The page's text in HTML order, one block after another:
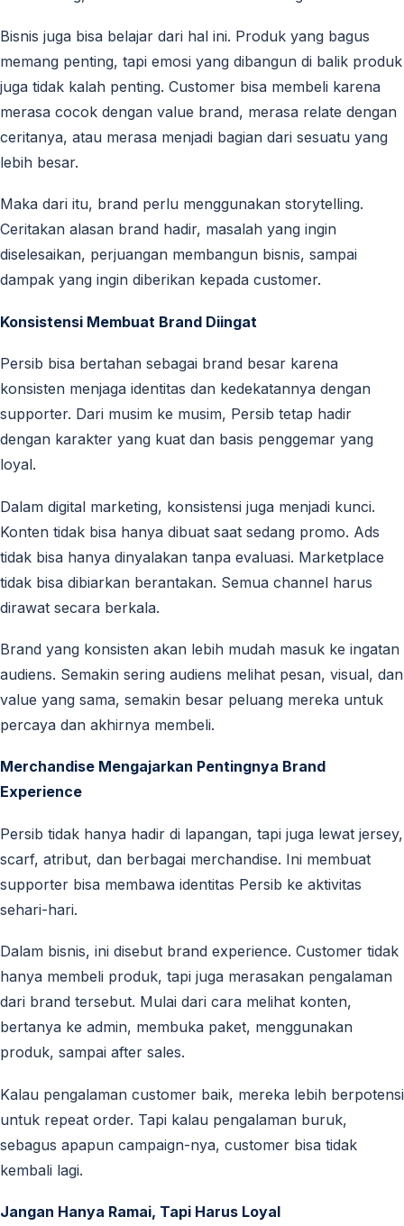
Bisnis juga bisa belajar dari hal ini. Produk yang bagus
memang penting, tapi emosi yang dibangun di balik produk
juga tidak kalah penting. Customer bisa membeli karena
merasa cocok dengan value brand, merasa relate dengan
ceritanya, atau merasa menjadi bagian dari sesuatu yang
lebih besar.
Maka dari itu, brand perlu menggunakan storytelling.
Ceritakan alasan brand hadir, masalah yang ingin
diselesaikan, perjuangan membangun bisnis, sampai
dampak yang ingin diberikan kepada customer.
Konsistensi Membuat Brand Diingat
Persib bisa bertahan sebagai brand besar karena
konsisten menjaga identitas dan kedekatannya dengan
supporter. Dari musim ke musim, Persib tetap hadir
dengan karakter yang kuat dan basis penggemar yang
loyal.
Dalam digital marketing, konsistensi juga menjadi kunci.
Konten tidak bisa hanya dibuat saat sedang promo. Ads
tidak bisa hanya dinyalakan tanpa evaluasi. Marketplace
tidak bisa dibiarkan berantakan. Semua channel harus
dirawat secara berkala.
Brand yang konsisten akan lebih mudah masuk ke ingatan
audiens. Semakin sering audiens melihat pesan, visual, dan
value yang sama, semakin besar peluang mereka untuk
percaya dan akhirnya membeli.
Merchandise Mengajarkan Pentingnya Brand
Experience
Persib tidak hanya hadir di lapangan, tapi juga lewat jersey,
scarf, atribut, dan berbagai merchandise. Ini membuat
supporter bisa membawa identitas Persib ke aktivitas
sehari-hari.
Dalam bisnis, ini disebut brand experience. Customer tidak
hanya membeli produk, tapi juga merasakan pengalaman
dari brand tersebut. Mulai dari cara melihat konten,
bertanya ke admin, membuka paket, menggunakan
produk, sampai after sales.
Kalau pengalaman customer baik, mereka lebih berpotensi
untuk repeat order. Tapi kalau pengalaman buruk,
sebagus apapun campaign-nya, customer bisa tidak
kembali lagi.
Jangan Hanya Ramai, Tapi Harus Loyal